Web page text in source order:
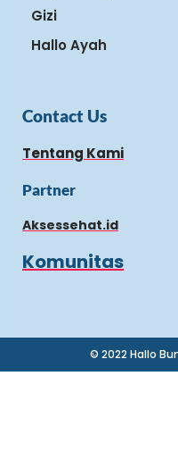
Gizi
Hallo Ayah
Contact Us
Tentang Kami
Partner
Aksessehat.id
Komunitas
© 2022 Hallo